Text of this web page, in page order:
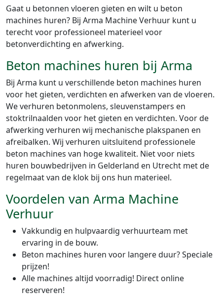
Gaat u betonnen vloeren gieten en wilt u beton
machines huren? Bij Arma Machine Verhuur kunt u
terecht voor professioneel materieel voor
betonverdichting en afwerking.
Beton machines huren bij Arma
Bij Arma kunt u verschillende beton machines huren
voor het gieten, verdichten en afwerken van de vloeren.
We verhuren betonmolens, sleuvenstampers en
stoktrilnaalden voor het gieten en verdichten. Voor de
afwerking verhuren wij mechanische plakspanen en
afreibalken. Wij verhuren uitsluitend professionele
beton machines van hoge kwaliteit. Niet voor niets
huren bouwbedrijven in Gelderland en Utrecht met de
regelmaat van de klok bij ons hun materieel.
Voordelen van Arma Machine
Verhuur
Vakkundig en hulpvaardig verhuurteam met
ervaring in de bouw.
Beton machines huren voor langere duur? Speciale
prijzen!
Alle machines altijd voorradig! Direct online
reserveren!